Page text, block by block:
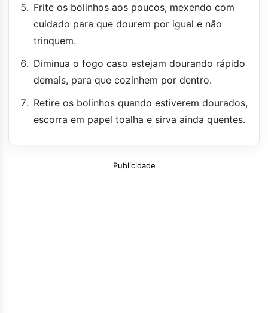
Frite os bolinhos aos poucos, mexendo com
cuidado para que dourem por igual e não
trinquem.
Diminua o fogo caso estejam dourando rápido
demais, para que cozinhem por dentro.
Retire os bolinhos quando estiverem dourados,
escorra em papel toalha e sirva ainda quentes.
Publicidade